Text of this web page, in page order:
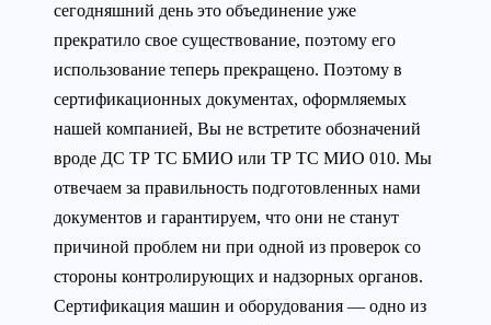
сегодняшний день это объединение уже
прекратило свое существование, поэтому его
использование теперь прекращено. Поэтому в
сертификационных документах, оформляемых
нашей компанией, Вы не встретите обозначений
вроде ДС ТР ТС БМИО или ТР ТС МИО 010. Мы
отвечаем за правильность подготовленных нами
документов и гарантируем, что они не станут
причиной проблем ни при одной из проверок со
стороны контролирующих и надзорных органов.
Сертификация машин и оборудования — одно из